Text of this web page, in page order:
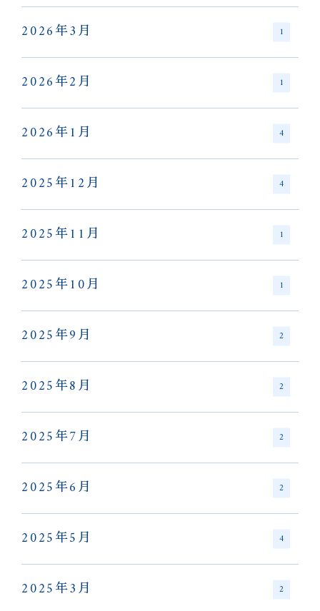
2026年3月 1
2026年2月 1
2026年1月 4
2025年12月 4
2025年11月 1
2025年10月 1
2025年9月 2
2025年8月 2
2025年7月 2
2025年6月 2
2025年5月 4
2025年3月 2